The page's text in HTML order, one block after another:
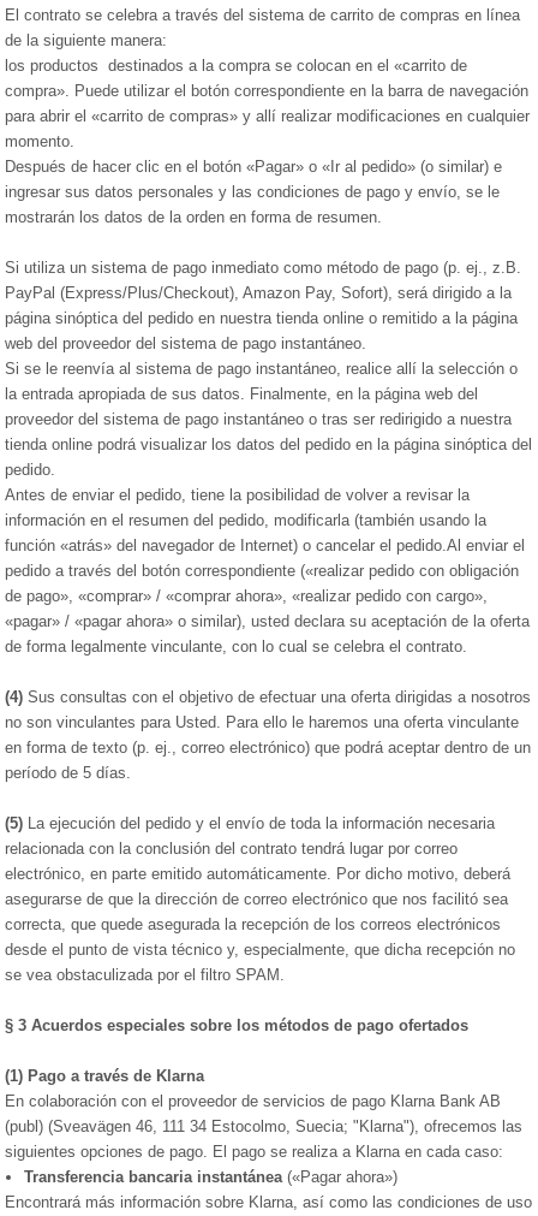
El contrato se celebra a través del sistema de carrito de compras en línea
de la siguiente manera:
los productos destinados a la compra se colocan en el «carrito de
compra». Puede utilizar el botón correspondiente en la barra de navegación
para abrir el «carrito de compras» y allí realizar modificaciones en cualquier
momento.
Después de hacer clic en el botón «Pagar» o «Ir al pedido» (o similar) e
ingresar sus datos personales y las condiciones de pago y envío, se le
mostrarán los datos de la orden en forma de resumen.
Si utiliza un sistema de pago inmediato como método de pago (p. ej., z.B.
PayPal (Express/Plus/Checkout), Amazon Pay, Sofort), será dirigido a la
página sinóptica del pedido en nuestra tienda online o remitido a la página
web del proveedor del sistema de pago instantáneo.
Si se le reenvía al sistema de pago instantáneo, realice allí la selección o
la entrada apropiada de sus datos. Finalmente, en la página web del
proveedor del sistema de pago instantáneo o tras ser redirigido a nuestra
tienda online podrá visualizar los datos del pedido en la página sinóptica del
pedido.
Antes de enviar el pedido, tiene la posibilidad de volver a revisar la
información en el resumen del pedido, modificarla (también usando la
función «atrás» del navegador de Internet) o cancelar el pedido.Al enviar el
pedido a través del botón correspondiente («realizar pedido con obligación
de pago», «comprar» / «comprar ahora», «realizar pedido con cargo»,
«pagar» / «pagar ahora» o similar), usted declara su aceptación de la oferta
de forma legalmente vinculante, con lo cual se celebra el contrato.
(4) Sus consultas con el objetivo de efectuar una oferta dirigidas a nosotros
no son vinculantes para Usted. Para ello le haremos una oferta vinculante
en forma de texto (p. ej., correo electrónico) que podrá aceptar dentro de un
período de 5 días.
(5) La ejecución del pedido y el envío de toda la información necesaria
relacionada con la conclusión del contrato tendrá lugar por correo
electrónico, en parte emitido automáticamente. Por dicho motivo, deberá
asegurarse de que la dirección de correo electrónico que nos facilitó sea
correcta, que quede asegurada la recepción de los correos electrónicos
desde el punto de vista técnico y, especialmente, que dicha recepción no
se vea obstaculizada por el filtro SPAM.
§ 3 Acuerdos especiales sobre los métodos de pago ofertados
(1) Pago a través de Klarna
En colaboración con el proveedor de servicios de pago Klarna Bank AB
(publ) (Sveavägen 46, 111 34 Estocolmo, Suecia; "Klarna"), ofrecemos las
siguientes opciones de pago. El pago se realiza a Klarna en cada caso:
Transferencia bancaria instantánea(«Pagar ahora»)
Encontrará más información sobre Klarna, así como las condiciones de uso